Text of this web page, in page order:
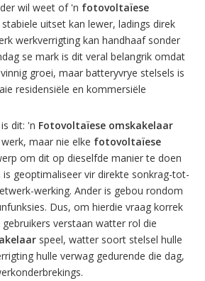
wil weet of 'n fotovoltaïese
uitset kan lewer, ladings direk
werkverrigting kan handhaaf sonder
se mark is dit veral belangrik omdat
groei, maar batteryvrye stelsels is
residensiële en kommersiële
dit: 'n Fotovoltaïese omskakelaar
maar nie elke fotovoltaïese
om dit op dieselfde manier te doen
is geoptimaliseer vir direkte sonkrag-tot-
werking. Ander is gebou rondom
Dus, om hierdie vraag korrek
verstaan ​​watter rol die
speel, watter soort stelsel hulle
hulle verwag gedurende die dag,